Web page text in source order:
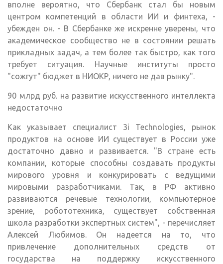
вполне вероятно, что Сбербанк стал бы новым
центром компетенций в области ИИ и финтеха, -
убежден он. - В Сбербанке же искренне уверены, что
академическое сообщество не в состоянии решать
прикладных задач, а тем более так быстро, как того
требует ситуация. Научные институты просто
"сожгут" бюджет в НИОКР, ничего не дав рынку".
90 млрд руб. на развитие искусственного интеллекта
недостаточно
Как указывает специалист 3i Technologies, рынок
продуктов на основе ИИ существует в России уже
достаточно давно и развивается. "В стране есть
компании, которые способны создавать продукты
мирового уровня и конкурировать с ведущими
мировыми разработчиками. Так, в РФ активно
развиваются речевые технологии, компьютерное
зрение, робототехника, существует собственная
школа разработки экспертных систем", - перечисляет
Алексей Любимов. Он надеется на то, что
привлечение дополнительных средств от
государства на поддержку искусственного